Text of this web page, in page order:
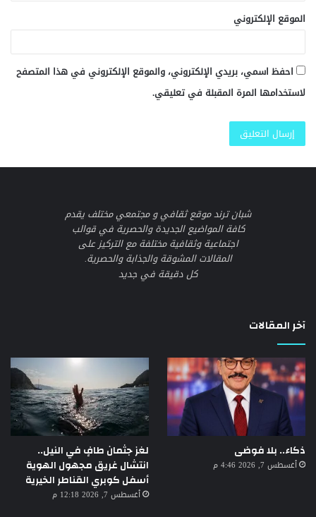
الموقع الإلكتروني
احفظ اسمي، بريدي الإلكتروني، والموقع الإلكتروني في هذا المتصفح
لاستخدامها المرة المقبلة في تعليقي.
شبان ترند موقع ثقافي و مجتمعي مختلف يقدم
كافة المواضيع الجديدة والحصرية في قوالب
اجتماعية وثقافية مختلفة مع التركيز على
المقالات المشوقة والجذابة والحصرية.
كل دقيقة في جديد
آخر المقالات
ذكاء.. بلا فوضى
أغسطس 7, 2026 4:46 م
لغز جثمان طافٍ في النيل..
انتشال غريق مجهول الهوية
أسفل كوبري القناطر الخيرية
أغسطس 7, 2026 12:18 م